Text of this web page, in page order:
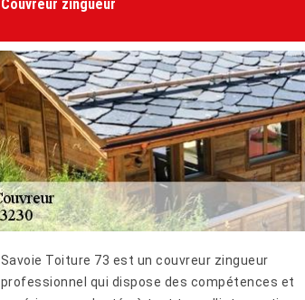
Couvreur zingueur
Savoie Toiture 73 est un couvreur zingueur
professionnel qui dispose des compétences et